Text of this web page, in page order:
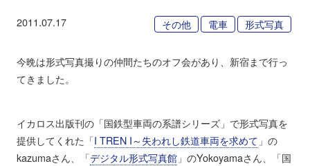
2011.07.17 その他 電車 形式写真
今晩は形式写真撮りの仲間たちのオフ会があり、新宿まで行っ
てきました。
イカロス出版刊の「国鉄型車両の系譜シリーズ」で形式写真を
提供してくれた「I TREN I～失われし鉄道車両を求めて 」の
kazumaさん、「デジタル形式写真館」のYokoyamaさん、「国